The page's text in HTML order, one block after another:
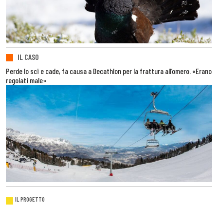
IL CASO
Perde lo sci e cade, fa causa a Decathlon per la frattura all’omero. «Erano
regolati male»
IL PROGETTO